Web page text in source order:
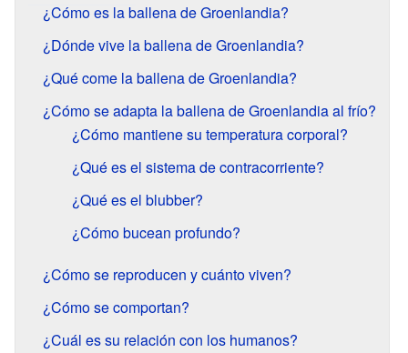
¿Cómo es la ballena de Groenlandia?
¿Dónde vive la ballena de Groenlandia?
¿Qué come la ballena de Groenlandia?
¿Cómo se adapta la ballena de Groenlandia al frío?
¿Cómo mantiene su temperatura corporal?
¿Qué es el sistema de contracorriente?
¿Qué es el blubber?
¿Cómo bucean profundo?
¿Cómo se reproducen y cuánto viven?
¿Cómo se comportan?
¿Cuál es su relación con los humanos?